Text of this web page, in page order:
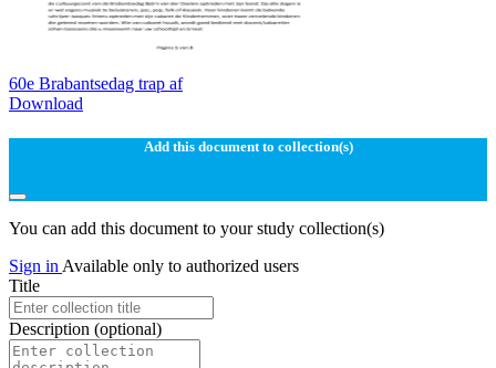
60e Brabantsedag trap af
Download
Add this document to collection(s)
You can add this document to your study collection(s)
Sign in Available only to authorized users
Title
Description (optional)